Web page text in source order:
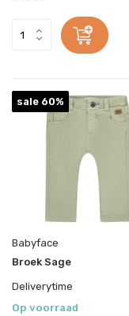
sale 60%
Babyface
Broek Sage
Deliverytime
Op voorraad